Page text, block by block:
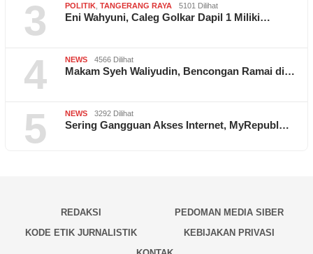
3 POLITIK TANGERANG RAYA 5101 Dilihat
Eni Wahyuni, Caleg Golkar Dapil 1 Miliki…
4 NEWS 4566 Dilihat
Makam Syeh Waliyudin, Bencongan Ramai di…
5 NEWS 3292 Dilihat
Sering Gangguan Akses Internet, MyRepubl…
REDAKSI
PEDOMAN MEDIA SIBER
KODE ETIK JURNALISTIK
KEBIJAKAN PRIVASI